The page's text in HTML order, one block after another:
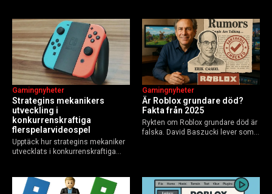
Guide för nybörjare och
yrkesverksamma som vill bygga…
användare 2025, och vad som
händer inför 2026.
Strategins mekanikers
utveckling i
konkurrenskraftiga
flerspelarvideospel
Gamingnyheter
Upptäck hur strategins mekaniker
utvecklats i konkurrenskraftiga
AI-drivna innovationer.
Är Roblox grundare död?
Fakta från 2025
Gamingnyheter
Rykten om Roblox grundare död är
falska. David Baszucki lever som